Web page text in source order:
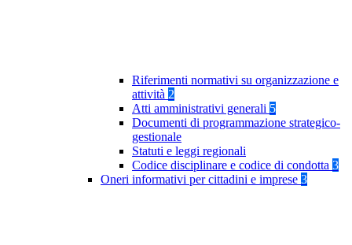
Riferimenti normativi su organizzazione e
attività 2
Atti amministrativi generali 5
Documenti di programmazione strategico-
gestionale
Statuti e leggi regionali
Codice disciplinare e codice di condotta 3
Oneri informativi per cittadini e imprese 3